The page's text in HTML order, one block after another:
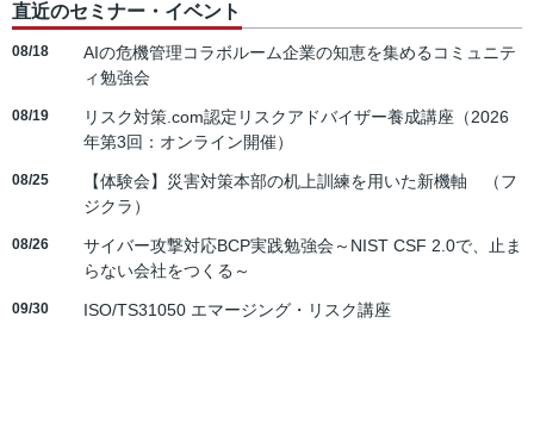
直近のセミナー・イベント
08/18
AIの危機管理コラボルーム企業の知恵を集めるコミュニテ
ィ勉強会
08/19
リスク対策.com認定リスクアドバイザー養成講座（2026
年第3回：オンライン開催）
08/25
【体験会】災害対策本部の机上訓練を用いた新機軸 （フ
ジクラ）
08/26
サイバー攻撃対応BCP実践勉強会～NIST CSF 2.0で、止ま
らない会社をつくる～
09/30 ISO/TS31050 エマージング・リスク講座